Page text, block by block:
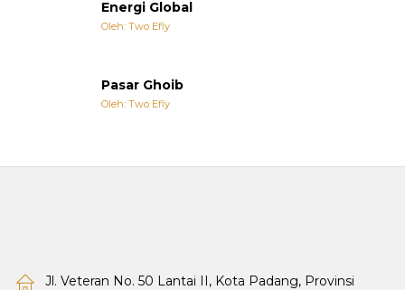
Energi Global
Oleh: Two Efly
Pasar Ghoib
Oleh: Two Efly
Jl. Veteran No. 50 Lantai II, Kota Padang, Provinsi